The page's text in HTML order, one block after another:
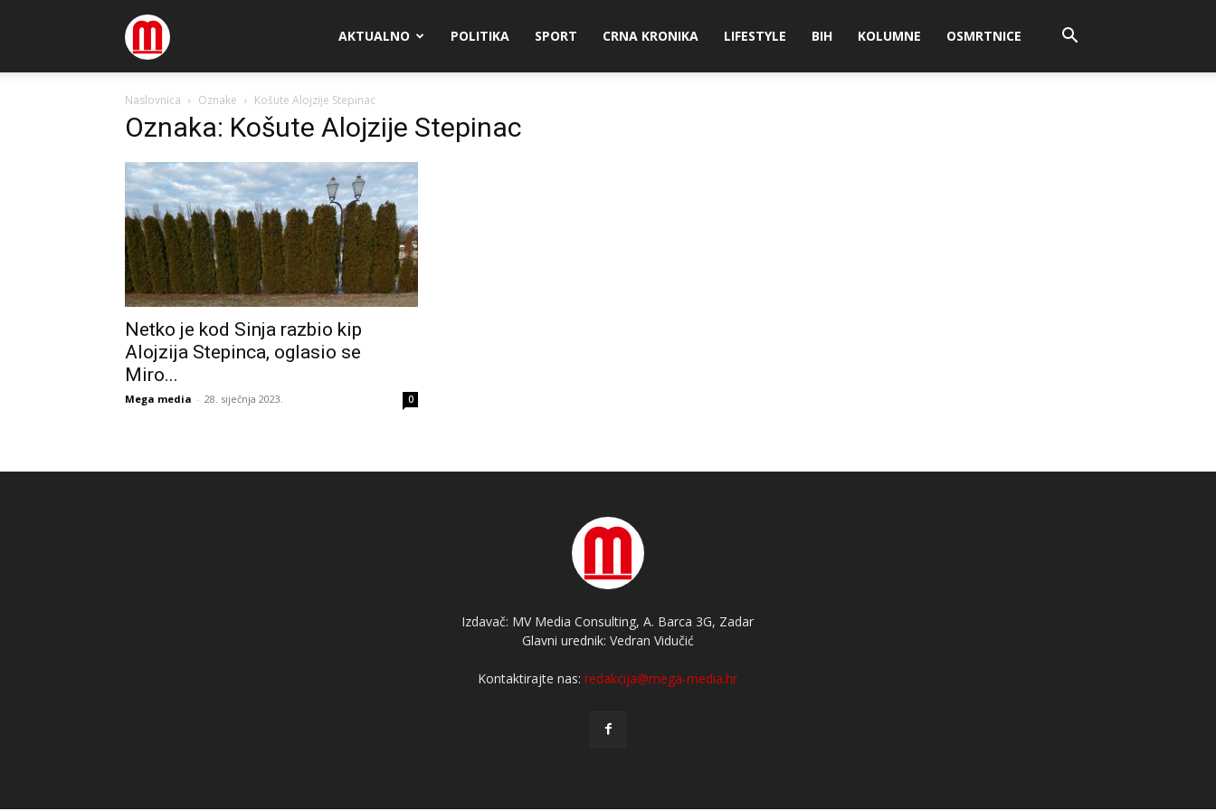
Megamedia AKTUALNO POLITIKA SPORT CRNA KRONIKA LIFESTYLE BIH KOLUMNE OSMRTNICE
Naslovnica Oznake Košute Alojzije Stepinac
Oznaka: Košute Alojzije Stepinac
Netko je kod Sinja razbio kip
Alojzija Stepinca, oglasio se
Miro...
Mega media - 28. siječnja 2023. 0
Izdavač: MV Media Consulting, A. Barca 3G, Zadar
Glavni urednik: Vedran Vidučić
Kontaktirajte nas:redakcija@mega-media.hr